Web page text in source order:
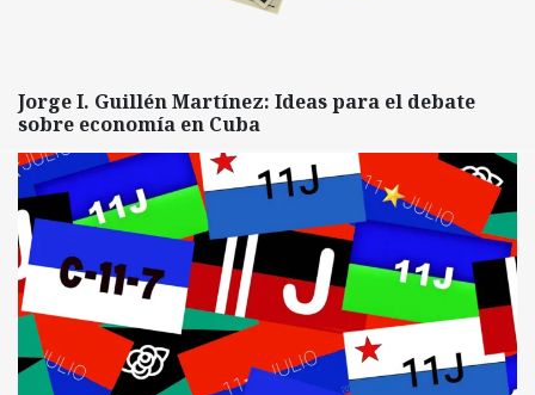
Jorge I. Guillén Martínez: Ideas para el debate
sobre economía en Cuba